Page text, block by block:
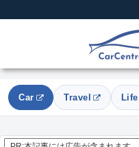
Car Travel Life